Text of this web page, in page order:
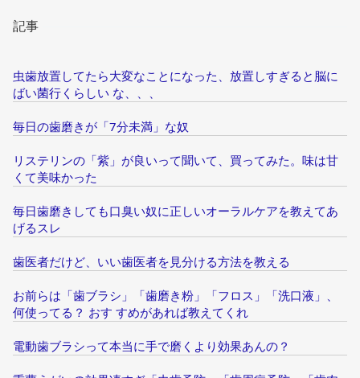
記事
虫歯放置してたら大変なことになった、放置しすぎると脳に
ばい菌行くらしい な、、、
毎日の歯磨きが「7分未満」な奴
リステリンの「紫」が良いって聞いて、買ってみた。味は甘
くて美味かった
毎日歯磨きしても口臭い奴に正しいオーラルケアを教えてあ
げるスレ
歯医者だけど、いい歯医者を見分ける方法を教える
お前らは「歯ブラシ」「歯磨き粉」「フロス」「洗口液」、
何使ってる？ おす すめがあれば教えてくれ
電動歯ブラシって本当に手で磨くより効果あんの？